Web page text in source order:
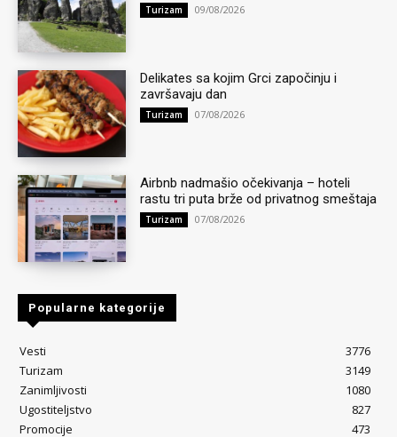
Turizam 09/08/2026
Delikates sa kojim Grci započinju i
završavaju dan
Turizam 07/08/2026
Airbnb nadmašio očekivanja – hoteli
rastu tri puta brže od privatnog smeštaja
Turizam 07/08/2026
Popularne kategorije
Vesti
3776
Turizam
3149
Zanimljivosti
1080
Ugostiteljstvo
827
Promocije
473